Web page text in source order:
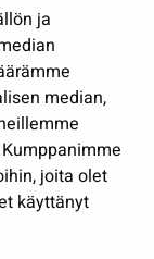
ja
median,
joita olet
käyttänyt